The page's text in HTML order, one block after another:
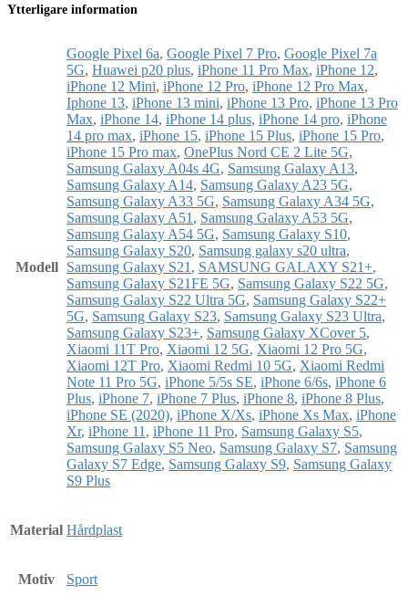
Ytterligare information
Modell
Google Pixel 6a, Google Pixel 7 Pro, Google Pixel 7a
5G, Huawei p20 plus, iPhone 11 Pro Max, iPhone 12,
iPhone 12 Mini, iPhone 12 Pro, iPhone 12 Pro Max,
Iphone 13, iPhone 13 mini, iPhone 13 Pro, iPhone 13 Pro
Max, iPhone 14, iPhone 14 plus, iPhone 14 pro, iPhone
14 pro max, iPhone 15, iPhone 15 Plus, iPhone 15 Pro,
iPhone 15 Pro max, OnePlus Nord CE 2 Lite 5G,
Samsung Galaxy A04s 4G, Samsung Galaxy A13,
Samsung Galaxy A14, Samsung Galaxy A23 5G,
Samsung Galaxy A33 5G, Samsung Galaxy A34 5G,
Samsung Galaxy A51 , Samsung Galaxy A53 5G,
Samsung Galaxy A54 5G, Samsung Galaxy S10,
Samsung Galaxy S20, Samsung galaxy s20 ultra,
Samsung Galaxy S21 , SAMSUNG GALAXY S21+,
Samsung Galaxy S21FE 5G, Samsung Galaxy S22 5G,
Samsung Galaxy S22 Ultra 5G, Samsung Galaxy S22+
5G, Samsung Galaxy S23, Samsung Galaxy S23 Ultra,
Samsung Galaxy S23+, Samsung Galaxy XCover 5,
Xiaomi 11T Pro, Xiaomi 12 5G, Xiaomi 12 Pro 5G,
Xiaomi 12T Pro, Xiaomi Redmi 10 5G, Xiaomi Redmi
Note 11 Pro 5G, iPhone 5/5s SE, iPhone 6/6s, iPhone 6
Plus, iPhone 7, iPhone 7 Plus, iPhone 8, iPhone 8 Plus,
iPhone SE (2020), iPhone X/Xs, iPhone Xs Max, iPhone
Xr, iPhone 11 , iPhone 11 Pro, Samsung Galaxy S5,
Samsung Galaxy S5 Neo, Samsung Galaxy S7, Samsung
Galaxy S7 Edge, Samsung Galaxy S9, Samsung Galaxy
S9 Plus
Material Hårdplast
Motiv Sport